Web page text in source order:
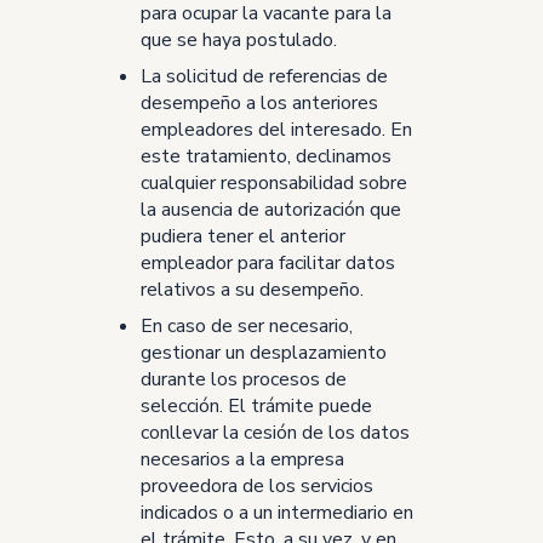
para ocupar la vacante para la
que se haya postulado.
La solicitud de referencias de
desempeño a los anteriores
empleadores del interesado. En
este tratamiento, declinamos
cualquier responsabilidad sobre
la ausencia de autorización que
pudiera tener el anterior
empleador para facilitar datos
relativos a su desempeño.
En caso de ser necesario,
gestionar un desplazamiento
durante los procesos de
selección. El trámite puede
conllevar la cesión de los datos
necesarios a la empresa
proveedora de los servicios
indicados o a un intermediario en